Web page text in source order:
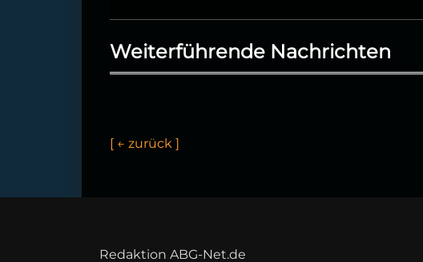
Weiterführende Nachrichten
[ ← zurück ]
Redaktion ABG-Net.de